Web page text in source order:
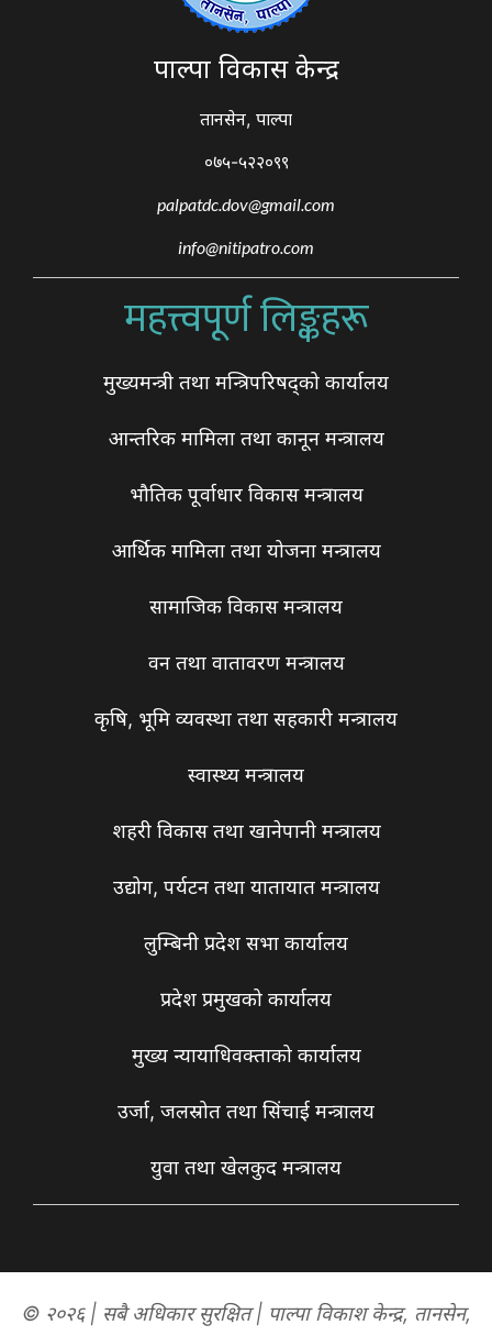
पाल्पा विकास केन्द्र
तानसेन, पाल्पा
०७५-५२२०९९
palpatdc.dov@gmail.com
info@nitipatro.com
महत्त्वपूर्ण लिङ्कहरू
मुख्यमन्त्री तथा मन्त्रिपरिषद्को कार्यालय
आन्तरिक मामिला तथा कानून मन्त्रालय
भौतिक पूर्वाधार विकास मन्त्रालय
आर्थिक मामिला तथा योजना मन्त्रालय
सामाजिक विकास मन्त्रालय
वन तथा वातावरण मन्त्रालय
कृषि, भूमि व्यवस्था तथा सहकारी मन्त्रालय
स्वास्थ्य मन्त्रालय
शहरी विकास तथा खानेपानी मन्त्रालय
उद्योग, पर्यटन तथा यातायात मन्त्रालय
लुम्बिनी प्रदेश सभा कार्यालय
प्रदेश प्रमुखको कार्यालय
मुख्य न्यायाधिवक्ताको कार्यालय
उर्जा, जलस्रोत तथा सिंचाई मन्त्रालय
युवा तथा खेलकुद मन्त्रालय
© २०२६ | सबै अधिकार सुरक्षित | पाल्पा विकाश केन्द्र, तानसेन,